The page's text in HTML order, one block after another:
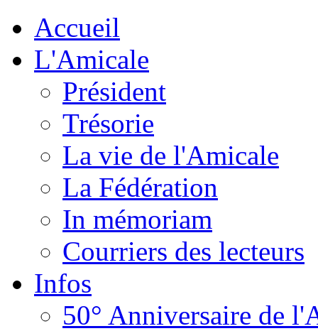
Accueil
L'Amicale
Président
Trésorie
La vie de l'Amicale
La Fédération
In mémoriam
Courriers des lecteurs
Infos
50° Anniversaire de